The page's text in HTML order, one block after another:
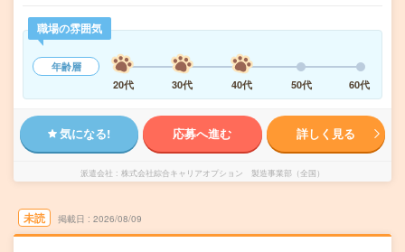
職場の雰囲気
年齢層
20代
30代 40代 50代 60代
気になる! 応募へ進む 詳しく見る
派遣会社 株式会社綜合キャリアオプション 製造事業部（全国）
未読 掲載日 2026/08/09